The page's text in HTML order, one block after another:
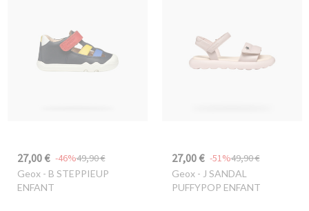
27,00 € 49,90 €
-46%
Geox- B STEPPIEUP
ENFANT
27,00 € 49,90 €
-51%
Geox- J SANDAL
PUFFYPOP ENFANT